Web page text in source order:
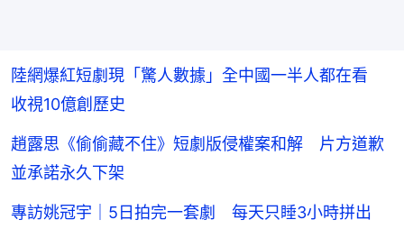
陸網爆紅短劇現「驚人數據」全中國一半人都在看
收視10億創歷史
趙露思《偷偷藏不住》短劇版侵權案和解 片方道歉
並承諾永久下架
專訪姚冠宇｜5日拍完一套劇 每天只睡3小時拼出